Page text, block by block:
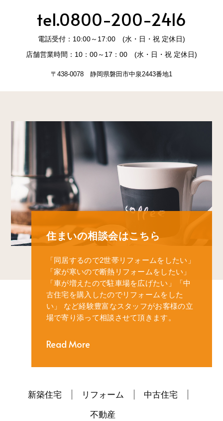
tel.0800-200-2416
電話受付：10:00～17:00 (水・日・祝 定休日)
店舗営業時間：10：00～17：00 (水・日・祝 定休日)
〒438-0078 静岡県磐田市中泉2443番地1
住まいの相談会はこちら
「同居するので2世帯リフォームをしたい」
「家が寒いので断熱リフォームをしたい」
「車が増えたので駐車場を広げたい」
「中
古住宅を購入したのでリフォームをした
い」
など経験豊富なスタッフがお客様の立
場で寄り添って相談させて頂きます。
Read More
新築住宅 リフォーム
中古住宅
不動産